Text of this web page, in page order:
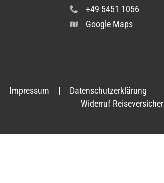
+49 5451 1056
Google Maps
Impressum Datenschutzerklärung
Widerruf